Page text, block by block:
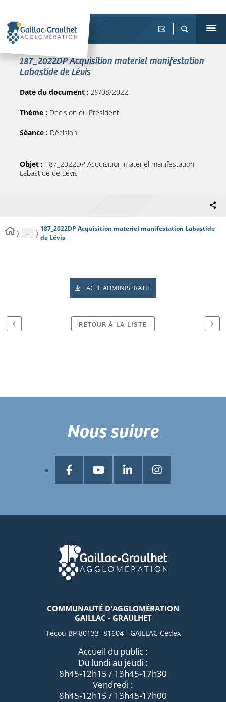
187_2022DP Acquisition materiel manifestation
Labastide de Lévis
Date du document : 29/08/2022
Théme : Décision du Président
Séance : Décision
Objet : 187_2022DP Acquisition materiel manifestation
Labastide de Lévis
...
187_2022DP Acquisition materiel manifestation Labastide
de Lévis
ACTE ADMINISTRATIF
RETOUR À LA LISTE
COMMUNAUTÉ D'AGGLOMÉRATION
GAILLAC - GRAULHET
Técou BP 80133 -81604 - GAILLAC Cedex
Accueil du public :
Du lundi au jeudi :
8h45-12h15 / 13h45-17h30
Vendredi :
8h45-12h15 / 13h45-17h00
Nous suivre